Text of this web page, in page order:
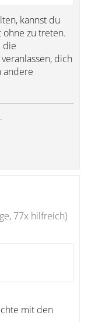
kannst du
ohne zu treten.
die
dich
andere
77x hilfreich)
mit den